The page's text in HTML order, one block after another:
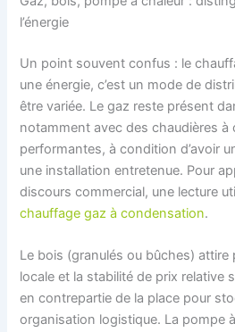
l’énergie
Un point souvent confus : le
une énergie, c’est un mode de
être variée. Le gaz reste présent
notamment avec des chaudières à
performantes, à condition d’avoir
une installation entretenue. Pour
discours commercial, une lecture
chauffage gaz à condensation.
Le bois (granulés ou bûches) attire
locale et la stabilité de prix relative
en contrepartie de la place pour
organisation logistique. La pompe